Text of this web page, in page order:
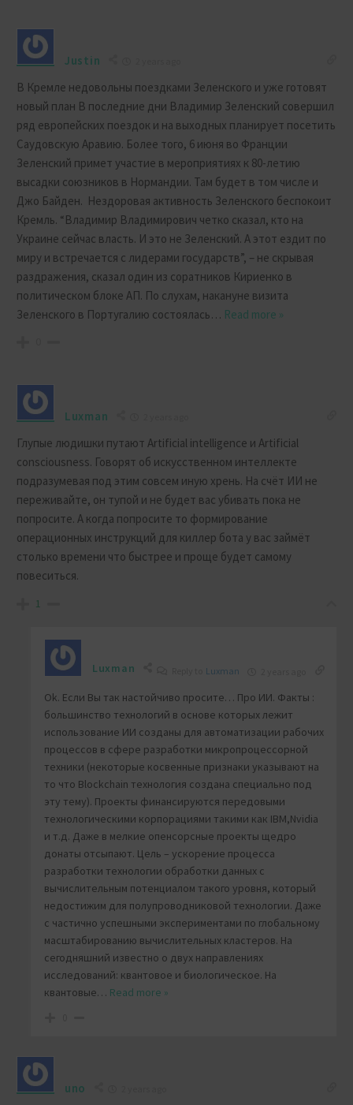
Justin
В Кремле недовольны поездками Зеленского и уже готовят
новый план В последние дни Владимир Зеленский совершил
ряд европейских поездок и на выходных планирует посетить
Саудовскую Аравию. Более того, 6 июня во Франции
Зеленский примет участие в мероприятиях к 80-летию
высадки союзников в Нормандии. Там будет в том числе и
Джо Байден. Нездоровая активность Зеленского беспокоит
Кремль. “Владимир Владимирович четко сказал, кто на
Украине сейчас власть. И это не Зеленский. А этот ездит по
миру и встречается с лидерами государств”, – не скрывая
раздражения, сказал один из соратников Кириенко в
политическом блоке АП. По слухам, накануне визита
Зеленского в Португалию состоялась… Read more »
Luxman
Глупые людишки путают Artificial intelligence и Artificial
consciousness. Говорят об искусственном интеллекте
подразумевая под этим совсем иную хрень. На счёт ИИ не
переживайте, он тупой и не будет вас убивать пока не
попросите. А когда попросите то формирование
операционных инструкций для киллер бота у вас займёт
столько времени что быстрее и проще будет самому
повеситься.
1
Luxman Luxman
Ok. Если Вы так настойчиво просите… Про ИИ. Факты :
большинство технологий в основе которых лежит
использование ИИ созданы для автоматизации рабочих
процессов в сфере разработки микропроцессорной
техники (некоторые косвенные признаки указывают на
то что Blockchain технология создана специально под
эту тему). Проекты финансируются передовыми
технологическими корпорациями такими как IBM,Nvidia
и т.д. Даже в мелкие опенсорсные проекты щедро
донаты отсыпают. Цель – ускорение процесса
разработки технологии обработки данных с
вычислительным потенциалом такого уровня, который
недостижим для полупроводниковой технологии. Даже
с частично успешными экспериментами по глобальному
масштабированию вычислительных кластеров. На
сегодняшний известно о двух направлениях
исследований: квантовое и биологическое. На
квантовые… Read more »
uno